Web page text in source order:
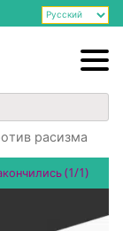
расизма
(1/1)